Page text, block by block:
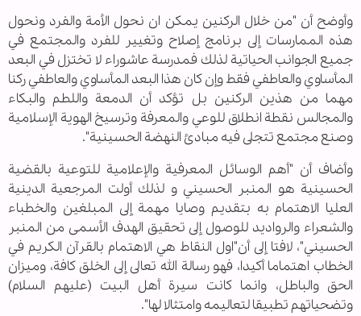
وأوضح أن "من خلال الركنين يمكن ان نحول الأمة والفرد ونحول
هذه الممارسات إلى برنامج إصلاح وتغيير للفرد والمجتمع في
جميع الجوانب الحياتية لذلك فمدرسة عاشوراء لا تختزل في البعد
المأساوي والعاطفي فقط وإن كان هذا البعد المأساوي والعاطفي ركنا
مهما من هذين الركنين بل تؤكد أن الدمعة واللطم والبكاء
والمجالس نقطة انطلاق للوعي والمعرفة وترسيخ الهوية الإسلامية
وصنع مجتمع تتجلى فيه مبادئ النهضة الحسينية".
وأضاف أن "أهم الوسائل المعرفية والإعلامية للتوعية بالقضية
الحسينية هو المنبر الحسيني و لذلك أولت المرجعية الدينية
العليا الاهتمام به بتقديم وصايا مهمة إلى المبلغين والخطباء
والشعراء والرواديد للوصول إلى تحقيق الهدف الأسمى من المنبر
الحسيني"، لافتا إلى أن"اول النقاط هي الاهتمام بالقرآن الكريم في
الخطاب اهتماما أكيدا، فهو رسالة الله تعالى إلى الخلق كافة، وميزان
الحق والباطل، وانما كانت سيرة أهل البيت (عليهم السلام)
وتضحياتهم تطبيقا لتعاليمه وامتثالا لها".